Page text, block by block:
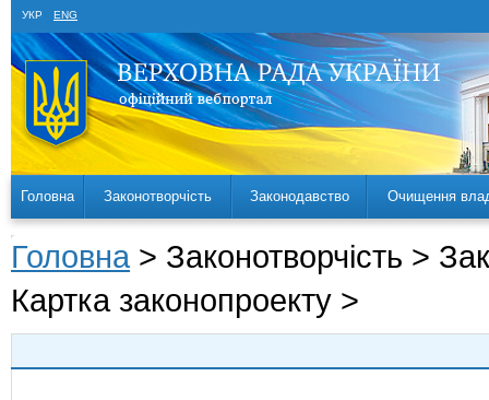
УКР ENG
Головна Законотворчість Законодавство Очищення
Головна > Законотворчість >
Картка законопроекту >